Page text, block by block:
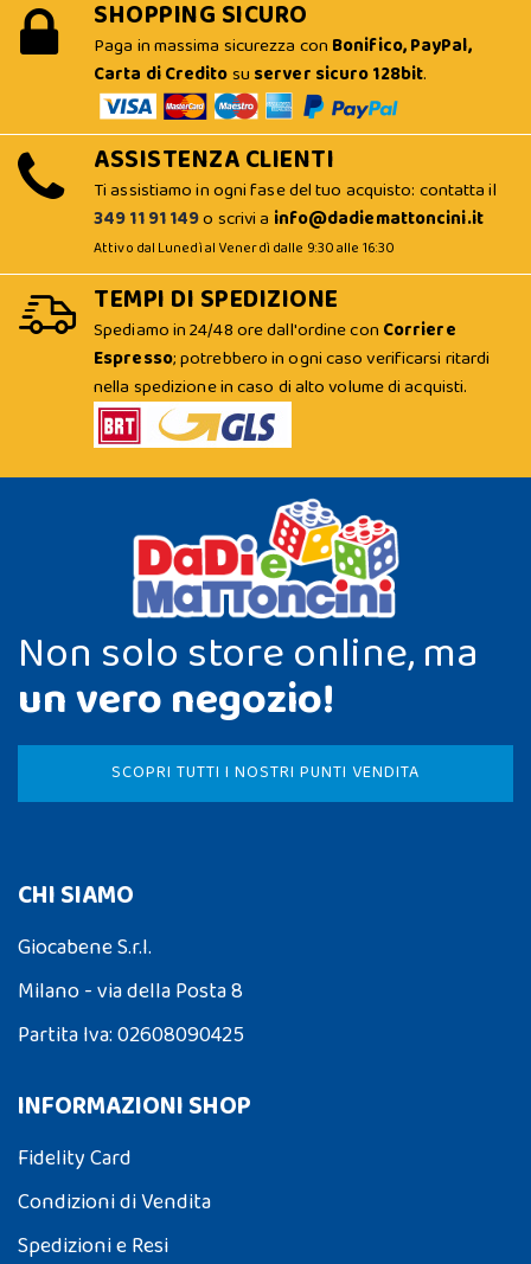
SHOPPING SICURO
Paga in massima sicurezza con Bonifico, PayPal,
Carta di Creditosu server sicuro 128bit.
ASSISTENZA CLIENTI
Ti assistiamo in ogni fase del tuo acquisto: contatta il
349 11 91 149o scrivi a info@dadiemattoncini.it
Attivo dal Lunedì al Venerdì dalle 9:30 alle 16:30
TEMPI DI SPEDIZIONE
Spediamo in 24/48 ore dall'ordine con Corriere
Espresso; potrebbero in ogni caso verificarsi ritardi
nella spedizione in caso di alto volume di acquisti.
Non solo store online, ma
un vero negozio!
SCOPRI TUTTI I NOSTRI PUNTI VENDITA
CHI SIAMO
Giocabene S.r.l.
Milano - via della Posta 8
Partita Iva: 02608090425
INFORMAZIONI SHOP
Fidelity Card
Condizioni di Vendita
Spedizioni e Resi